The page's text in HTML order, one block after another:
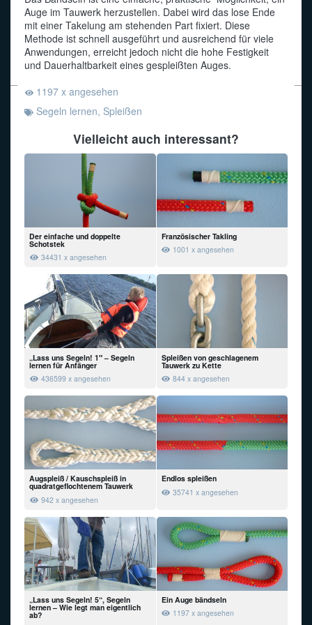
Auge im Tauwerk herzustellen. Dabei wird das lose Ende
mit einer Takelung am stehenden Part fixiert. Diese
Methode ist schnell ausgeführt und ausreichend für viele
Anwendungen, erreicht jedoch nicht die hohe Festigkeit
und Dauerhaltbarkeit eines gespleißten Auges.
1197 x angesehen
Segeln lernen, Spleißen
Vielleicht auch interessant?
Der einfache und doppelte
Schotstek
34431 x angesehen
Französischer Takling
1001 x angesehen
„Lass uns Segeln! 1″ – Segeln
lernen für Anfänger
436599 x angesehen
Spleißen von geschlagenem
Tauwerk zu Kette
844 x angesehen
Augspleiß / Kauschspleiß in
quadratgeflochtenem Tauwerk
942 x angesehen
Endlos spleißen
35741 x angesehen
„Lass uns Segeln! 5“, Segeln
lernen – Wie legt man eigentlich
ab?
Ein Auge bändseln
1197 x angesehen
Funkalphabet